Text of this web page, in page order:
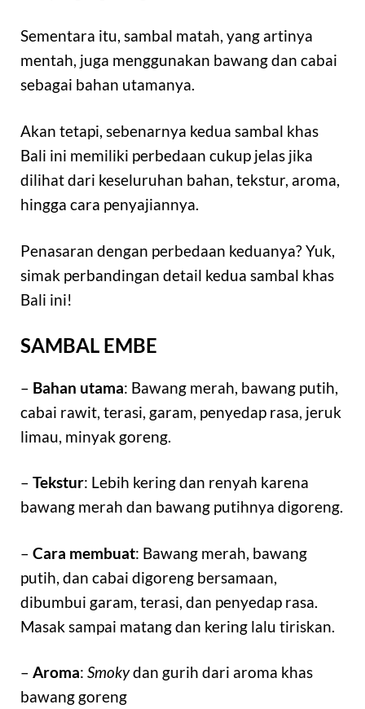
Sementara itu, sambal matah, yang artinya
mentah, juga menggunakan bawang dan cabai
sebagai bahan utamanya.
Akan tetapi, sebenarnya kedua sambal khas
Bali ini memiliki perbedaan cukup jelas jika
dilihat dari keseluruhan bahan, tekstur, aroma,
hingga cara penyajiannya.
Penasaran dengan perbedaan keduanya? Yuk,
simak perbandingan detail kedua sambal khas
Bali ini!
SAMBAL EMBE
– Bahan utama: Bawang merah, bawang putih,
cabai rawit, terasi, garam, penyedap rasa, jeruk
limau, minyak goreng.
– Tekstur: Lebih kering dan renyah karena
bawang merah dan bawang putihnya digoreng.
– Cara membuat: Bawang merah, bawang
putih, dan cabai digoreng bersamaan,
dibumbui garam, terasi, dan penyedap rasa.
Masak sampai matang dan kering lalu tiriskan.
– Aroma: Smokydan gurih dari aroma khas
bawang goreng